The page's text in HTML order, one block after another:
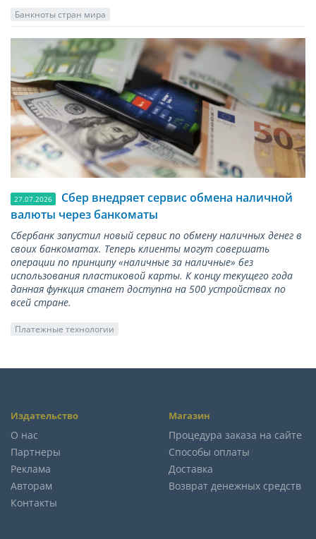
Банкноты стран мира
27.07.2026
Сбер внедряет сервис обмена наличной
валюты через банкоматы
Сбербанк запустил новый сервис по обмену наличных денег в
своих банкоматах. Теперь клиенты могут совершать
операции по принципу «наличные за наличные» без
использования пластиковой карты. К концу текущего года
данная функция станет доступна на 500 устройствах по
всей стране.
Платежные технологии
Издательство
О нас
Партнеры
Реклама
Авторам
Контакты
Магазин
Процедура заказа на сайте
Способы оплаты
Доставка
Возврат денежных средств